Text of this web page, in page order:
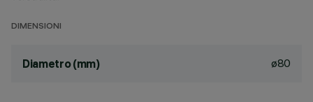
DIMENSIONI
Diametro (mm) ø80